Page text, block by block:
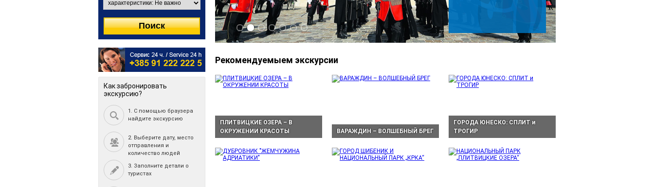
Как забронировать
экскурсию?
1. С помощью браузера
найдите экскурсию
2. Выберите дату, место
отправления и
количество людей
3. Заполните детали о
туристах
Рекомендуемыем экскурсии
ПЛИТВИЦКИЕ ОЗЕРА – В
ОКРУЖЕНИИ КРАСОТЫ
ВАРАЖДИН – ВОЛШЕБНЫЙ БРЕГ
ГОРОДА ЮНЕСКО: СПЛИТ и
ТРОГИР